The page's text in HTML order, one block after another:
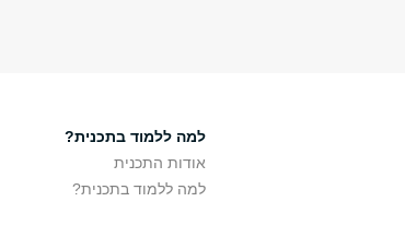
למה ללמוד בתכנית?
אודות התכנית
למה ללמוד בתכנית?